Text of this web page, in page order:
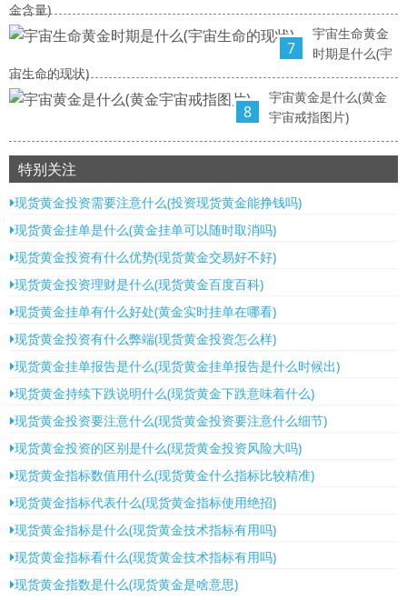
金含量)
7
宇宙生命黄金
时期是什么(宇
宙生命的现状)
8
宇宙黄金是什么(黄金
宇宙戒指图片)
特别关注
现货黄金投资需要注意什么(投资现货黄金能挣钱吗)
现货黄金挂单是什么(黄金挂单可以随时取消吗)
现货黄金投资有什么优势(现货黄金交易好不好)
现货黄金投资理财是什么(现货黄金百度百科)
现货黄金挂单有什么好处(黄金实时挂单在哪看)
现货黄金投资有什么弊端(现货黄金投资怎么样)
现货黄金挂单报告是什么(现货黄金挂单报告是什么时候出)
现货黄金持续下跌说明什么(现货黄金下跌意味着什么)
现货黄金投资要注意什么(现货黄金投资要注意什么细节)
现货黄金投资的区别是什么(现货黄金投资风险大吗)
现货黄金指标数值用什么(现货黄金什么指标比较精准)
现货黄金指标代表什么(现货黄金指标使用绝招)
现货黄金指标是什么(现货黄金技术指标有用吗)
现货黄金指标看什么(现货黄金技术指标有用吗)
现货黄金指数是什么(现货黄金是啥意思)